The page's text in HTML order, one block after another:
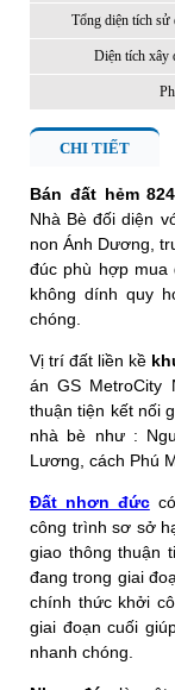
Tổng diện tích sử
Diện tích xây
CHI TIẾT
Bán đất hẻm
Nhà Bè đối diện
non Ánh Dương,
đúc phù hợp mua
không dính quy
chóng.
Vị trí đất liền kề
án GS MetroCity
thuận tiện kết nối
nhà bè như :
Lương, cách Phú
Đất nhơn đứccó
công trình sơ sở
giao thông thuận
đang trong giai
chính thức khởi
giai đoạn cuối
nhanh chóng.